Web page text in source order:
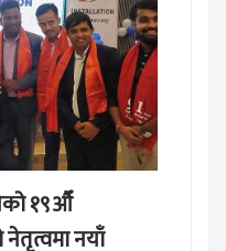
१९औँ
नेतृत्वमा नयाँ